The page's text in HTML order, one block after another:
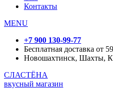
Контакты
MENU
+7 900 130-99-77
Бесплатная доставка от
Новошахтинск, Шахты,
СЛАСТЁНА
вкусный магазин